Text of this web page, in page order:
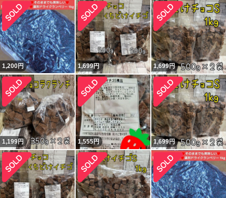
1,200円 1,699円 1,699円
1,199円 1,555円 1,699円